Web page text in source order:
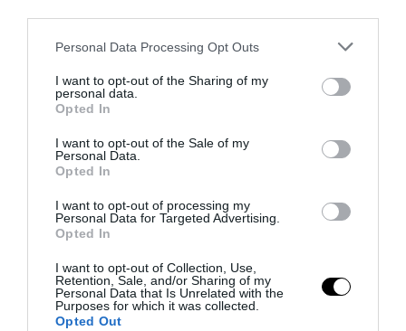
Please note that this website/app uses one or more Google
not limited to your visit or usage behaviour. You may click to
grant or deny consent to Google and its third-party tags to
use your data for below specified purposes in below Google
consent section.
Personal Data Processing Opt Outs
I want to opt-out of the Sharing of my
personal data.
Opted In
I want to opt-out of the Sale of my
Personal Data.
Opted In
I want to opt-out of processing my
Personal Data for Targeted Advertising.
Opted In
I want to opt-out of Collection, Use,
Retention, Sale, and/or Sharing of my
Personal Data that Is Unrelated with the
Purposes for which it was collected.
Opted Out
Bonaccini e il mito delle barricate di Parma: quando
l’antifascismo copia il fascismo
6 Agosto 2026